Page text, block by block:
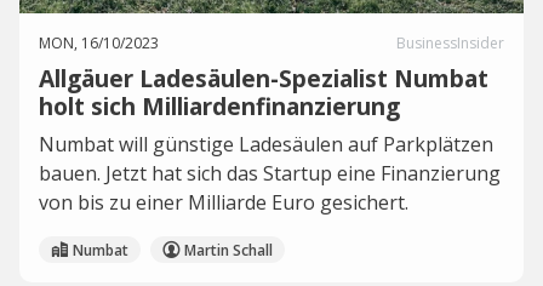
MON, 16/10/2023 BusinessInsider
Allgäuer Ladesäulen-Spezialist Numbat
holt sich Milliardenfinanzierung
Numbat will günstige Ladesäulen auf Parkplätzen
bauen. Jetzt hat sich das Startup eine Finanzierung
von bis zu einer Milliarde Euro gesichert.
Numbat Martin Schall